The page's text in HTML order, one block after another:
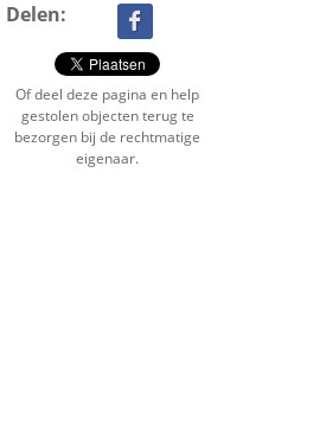
Delen:
Of deel deze pagina en help
gestolen objecten terug te
bezorgen bij de rechtmatige
eigenaar.